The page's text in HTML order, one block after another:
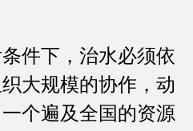
下，治水必须依
大规模的协作，动
个遍及全国的资源